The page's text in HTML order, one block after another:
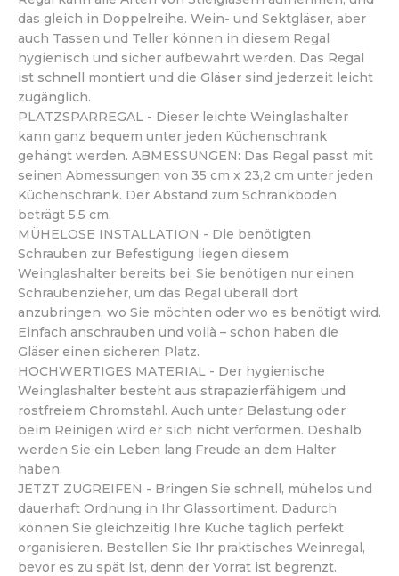
das gleich in Doppelreihe. Wein- und Sektgläser, aber
auch Tassen und Teller können in diesem Regal
hygienisch und sicher aufbewahrt werden. Das Regal
ist schnell montiert und die Gläser sind jederzeit leicht
zugänglich.
PLATZSPARREGAL - Dieser leichte Weinglashalter
kann ganz bequem unter jeden Küchenschrank
gehängt werden. ABMESSUNGEN: Das Regal passt mit
seinen Abmessungen von 35 cm x 23,2 cm unter jeden
Küchenschrank. Der Abstand zum Schrankboden
beträgt 5,5 cm.
MÜHELOSE INSTALLATION - Die benötigten
Schrauben zur Befestigung liegen diesem
Weinglashalter bereits bei. Sie benötigen nur einen
Schraubenzieher, um das Regal überall dort
anzubringen, wo Sie möchten oder wo es benötigt wird.
Einfach anschrauben und voilà – schon haben die
Gläser einen sicheren Platz.
HOCHWERTIGES MATERIAL - Der hygienische
Weinglashalter besteht aus strapazierfähigem und
rostfreiem Chromstahl. Auch unter Belastung oder
beim Reinigen wird er sich nicht verformen. Deshalb
werden Sie ein Leben lang Freude an dem Halter
haben.
JETZT ZUGREIFEN - Bringen Sie schnell, mühelos und
dauerhaft Ordnung in Ihr Glassortiment. Dadurch
können Sie gleichzeitig Ihre Küche täglich perfekt
organisieren. Bestellen Sie Ihr praktisches Weinregal,
bevor es zu spät ist, denn der Vorrat ist begrenzt.